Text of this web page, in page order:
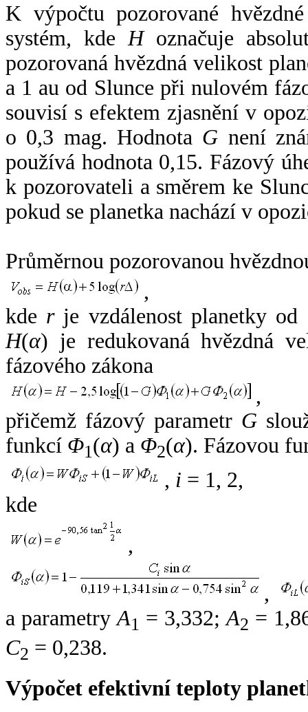
K výpočtu pozorované
systém, kde Hoznačuje
pozorovaná hvězdná velikost
a 1 au od Slunce při nulovém
souvisí s efektem zjasnění v
o 0,3 mag. Hodnota G není
používá hodnota 0,15. Fázový
k pozorovateli a směrem ke
pokud se planetka nachází v
Průměrnou pozorovanou
,
kde rje vzdálenost planetky od
H(α) je redukovaná hvězdná
fázového zákona
,
přičemž fázový parametr G
funkcí Φ1(α) a Φ2(α). Fázovou
, i = 1, 2,
kde
,
,
a parametryA1 = 3,332;A2 =
C2 = 0,238.
Výpočet efektivní teploty